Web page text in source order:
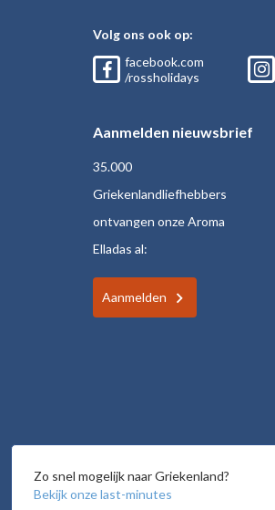
Volg ons ook op:
facebook.com
/rossholidays
Aanmelden nieuwsbrief
35.000
Griekenlandliefhebbers
ontvangen onze Aroma
Elladas al:
Aanmelden
Zo snel mogelijk naar Griekenland?
Bekijk onze last-minutes